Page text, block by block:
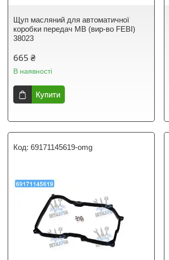
Щуп масляний для автоматичної
коробки передач MB (вир-во FEBI)
38023
665 ₴
В наявності
Купити
69171145619-omg